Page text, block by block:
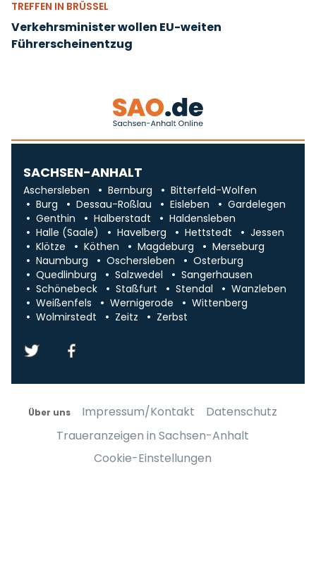
TREFFEN IN BRÜSSEL
Verkehrsminister wollen EU-weiten
Führerscheinentzug
SACHSEN-ANHALT
Aschersleben Bernburg
Bitterfeld-Wolfen
Burg
Dessau-Roßlau Eisleben
Gardelegen
Genthin
Halberstadt
Haldensleben
Halle (Saale)
Havelberg Hettstedt
Jessen
Klötze
Köthen Magdeburg
Merseburg
Naumburg
Oschersleben
Osterburg
Quedlinburg
Salzwedel
Sangerhausen
Schönebeck
Staßfurt Stendal
Wanzleben
Weißenfels
Wernigerode
Wittenberg
Wolmirstedt
Zeitz Zerbst
Über uns Impressum/Kontakt
Datenschutz
Traueranzeigen in Sachsen-Anhalt
Cookie-Einstellungen